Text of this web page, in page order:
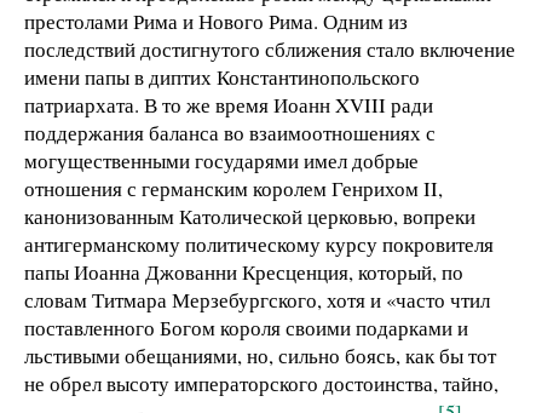
престолами Рима и Нового Рима. Одним из
последствий достигнутого сближения стало включение
имени папы в диптих Константинопольского
патриархата. В то же время Иоанн XVIII ради
поддержания баланса во взаимоотношениях с
могущественными государями имел добрые
отношения с германским королем Генрихом II,
канонизованным Католической церковью, вопреки
антигерманскому политическому курсу покровителя
папы Иоанна Джованни Кресценция, который, по
словам Титмара Мерзебургского, хотя и «часто чтил
поставленного Богом короля своими подарками и
льстивыми обещаниями, но, сильно боясь, как бы тот
не обрел высоту императорского достоинства, тайно,